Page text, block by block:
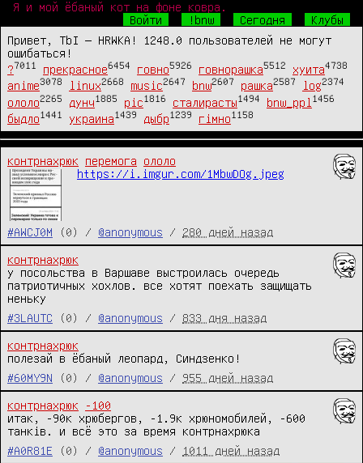
Я и мой ёбаный кот на фоне ковра.
Войти
!bnw Сегодня
Клубы
Привет, TbI — HRWKA! 1248.0 пользователей не могут
ошибаться!
?7011 прекрасное6454 говно5926 говнорашка5512 хуита4738
anime3078 linux2668 music2647 bnw2607 рашка2587 log2374
ололо2265 дунч1885 pic1816 сталирасты1494 bnw_ppl 1456
быдло1441 украина1439 дыбр1239 гімно1158
контрнахрюк перемога
ололо
https://i.imgur.com/1MbwDOg.jpeg
#AWCJ0M (0) / @anonymous / 280 дней назад
контрнахрюк
у посольства в Варшаве выстроилась очередь
патриотичных хохлов. все хотят поехать защищать
неньку
#3LAUTC
(0) / @anonymous / 833 дня назад
контрнахрюк
полезай в ёбаный леопард, Синдзенко!
#60MY9N
(0) / @anonymous / 955 дней назад
контрнахрюк
-100
итак, -90к хрюбергов, -1.9к хрюномобилей, -600
танкiв. и всё это за время контрнахрюка
#A0R81E
(0) / @anonymous /
1011 дней назад